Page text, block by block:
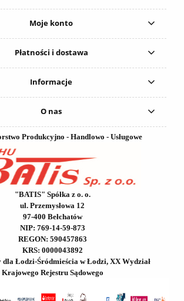
Moje konto
Płatności i dostawa
Informacje
O nas
Produkcyjno - Handlowo - Usługowe
"BATIS" Spółka z o. o.
ul. Przemysłowa 12
97-400 Bełchatów
NIP: 769-14-59-873
REGON: 590457863
KRS: 0000043892
dla Łodzi-Śródmieścia w Łodzi, XX Wydział
Krajowego Rejestru Sądowego